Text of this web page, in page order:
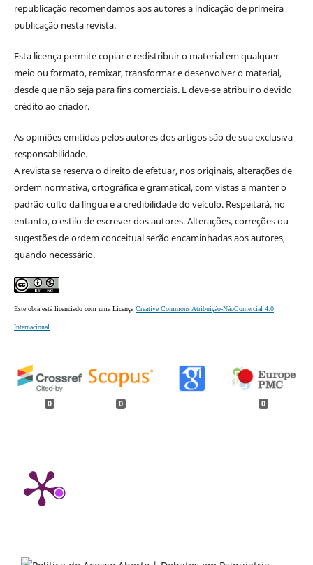
republicação recomendamos aos autores a indicação de primeira
publicação nesta revista.
Esta licença permite copiar e redistribuir o material em qualquer
meio ou formato, remixar, transformar e desenvolver o material,
desde que não seja para fins comerciais. E deve-se atribuir o devido
crédito ao criador.
As opiniões emitidas pelos autores dos artigos são de sua exclusiva
responsabilidade.
A revista se reserva o direito de efetuar, nos originais, alterações de
ordem normativa, ortográfica e gramatical, com vistas a manter o
padrão culto da língua e a credibilidade do veículo. Respeitará, no
entanto, o estilo de escrever dos autores. Alterações, correções ou
sugestões de ordem conceitual serão encaminhadas aos autores,
quando necessário.
Este obra está licenciado com uma Licença Creative Commons Atribuição-NãoComercial 4.0
Internacional
0 0 0